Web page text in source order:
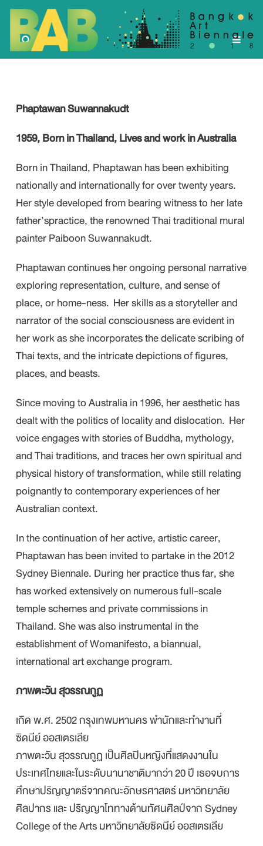
Phaptawan Suwannakudt
1959, Born in Thailand, Lives and work in Australia
Born in Thailand, Phaptawan has been exhibiting
nationally and internationally for over twenty years.
Her style developed from bearing witness to her late
father’spractice, the renowned Thai traditional mural
painter Paiboon Suwannakudt.
Phaptawan continues her ongoing personal narrative
exploring representation, culture, and sense of
place, or home-ness. Her skills as a storyteller and
narrator of the social consciousness are evident in
her work as she incorporates the delicate scribing of
Thai texts, and the intricate depictions of figures,
places, and beasts.
Since moving to Australia in 1996, her aesthetic has
dealt with the politics of locality and dislocation. Her
voice engages with stories of Buddha, mythology,
and Thai traditions, and traces her own spiritual and
physical history of transformation, while still relating
poignantly to contemporary experiences of her
Australian context.
In the continuation of her active, artistic career,
Phaptawan has been invited to partake in the 2012
Sydney Biennale. During her practice thus far, she
has worked extensively on numerous full-scale
temple schemes and private commissions in
Thailand. She was also instrumental in the
establishment of Womanifesto, a biannual,
international art exchange program.
ภาพตะวัน สุวรรณกูฏ
เกิด พ.ศ. 2502 กรุงเทพมหานคร พำนักและทำงานที่
ซิดนีย์ ออสเตรเลีย
ภาพตะวัน สุวรรณกูฏ เป็นศิลปินหญิงที่แสดงงานใน
ประเทศไทยและในระดับนานาชาติมากว่า 20 ปี เธอจบการ
ศึกษาปริญญาตรีจากคณะอักษรศาสตร์ มหาวิทยาลัย
ศิลปากร และ ปริญญาโททางด้านทัศนศิลป์จาก Sydney
College of the Arts มหาวิทยาลัยซิดนีย์ ออสเตรเลีย